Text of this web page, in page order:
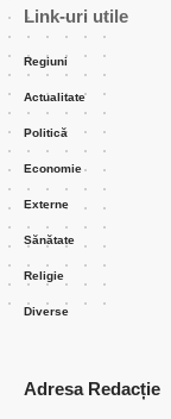
Link-uri utile
Regiuni
Actualitate
Politică
Economie
Externe
Sănătate
Religie
Diverse
Adresa Redacție